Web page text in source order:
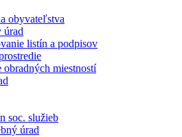
obyvateľstva
úrad
listín a podpisov
obradných miestností
soc. služieb
úrad